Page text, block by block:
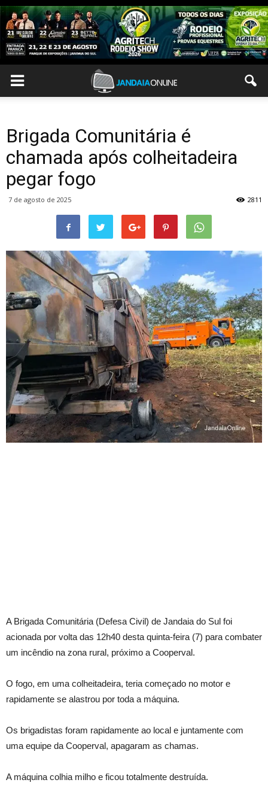
Brigada Comunitária é
chamada após colheitadeira
pegar fogo
7 de agosto de 2025 2811
A Brigada Comunitária (Defesa Civil) de Jandaia do Sul foi
acionada por volta das 12h40 desta quinta-feira (7) para combater
um incêndio na zona rural, próximo a Cooperval.
O fogo, em uma colheitadeira, teria começado no motor e
rapidamente se alastrou por toda a máquina.
Os brigadistas foram rapidamente ao local e juntamente com
uma equipe da Cooperval, apagaram as chamas.
A máquina colhia milho e ficou totalmente destruída.